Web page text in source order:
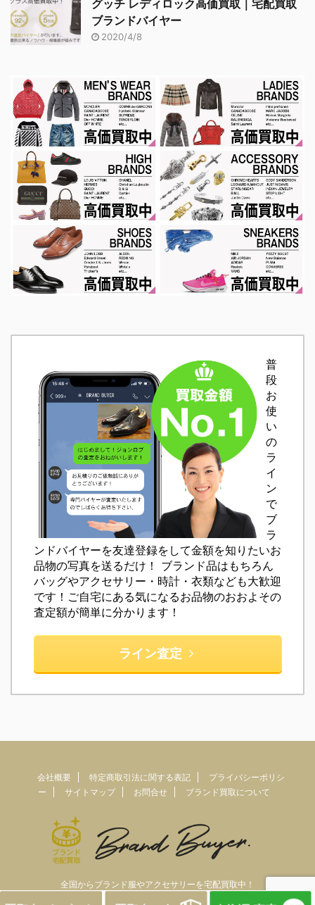
グッチ レディロック高価買取｜宅配買取
ブランドバイヤー
2020/4/8
普
段
お
使
い
の
ラ
イ
ン
で
ブ
ラ
ンドバイヤーを友達登録をして金額を知りたいお
品物の写真を送るだけ！ ブランド品はもちろん
バッグやアクセサリー・時計・衣類なども大歓迎
です！ご自宅にある気になるお品物のおおよその
査定額が簡単に分かります！
ライン査定
会社概要 特定商取引法に関する表記
プライバシーポリシ
ー
サイトマップ お問合せ ブランド買取について
全国からブランド服やアクセサリーを宅配買取中！